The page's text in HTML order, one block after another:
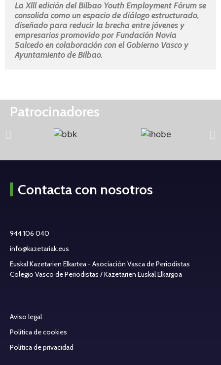
La Xlll edición del Bilbao Youth Employment Fórum se
consolida como un espacio de diálogo estructurado,
diseñado para reducir la brecha entre jóvenes y
empresarios promovido por Fundación Novia
Salcedo en colaboración con el Gobierno Vasco y
Ayuntamiento de Bilbao.
Patrocinadores
Contacta con nosotros
944 106 040
info@kazetariak.eus
Euskal Kazetarien Elkartea - Asociación Vasca de Periodistas
Colegio Vasco de Periodistas / Kazetarien Euskal Elkargoa
Aviso legal
Política de cookies
Política de privacidad